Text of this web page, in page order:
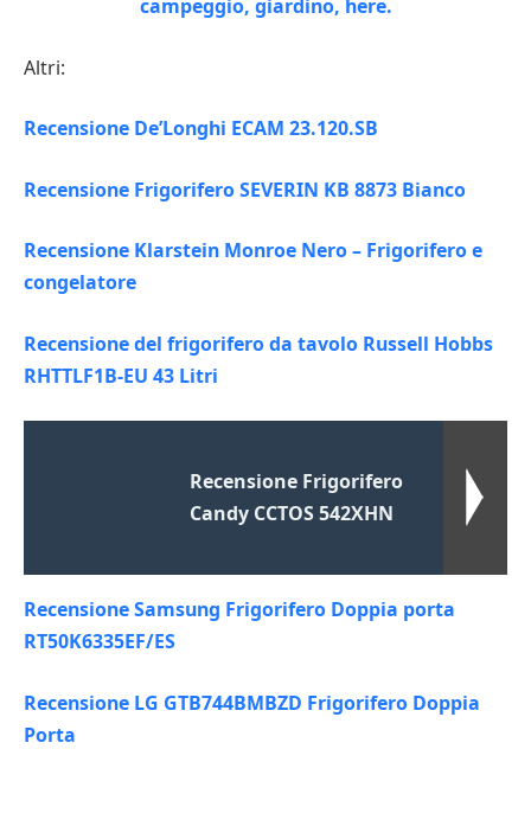
Altri:
Recensione De’Longhi ECAM 23.120.SB
Recensione Frigorifero SEVERIN KB 8873 Bianco
Recensione Klarstein Monroe Nero – Frigorifero e
congelatore
Recensione del frigorifero da tavolo Russell Hobbs
RHTTLF1B-EU 43 Litri
Recensione Frigorifero
Candy CCTOS 542XHN
Recensione Samsung Frigorifero Doppia porta
RT50K6335EF/ES
Recensione LG GTB744BMBZD Frigorifero Doppia
Porta